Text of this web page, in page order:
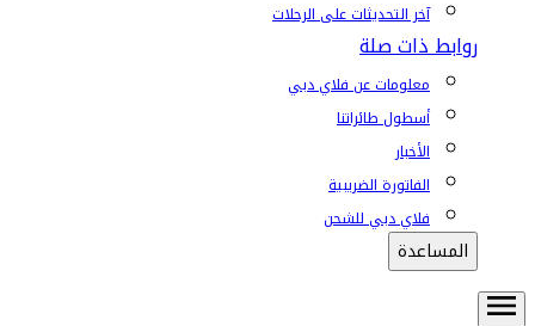
آخر التحديثات على الرحلات
روابط ذات صلة
معلومات عن فلاي دبي
أسطول طائراتنا
الأخبار
الفاتورة الضريبية
فلاي دبي للشحن
المساعدة